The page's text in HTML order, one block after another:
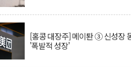
[홍콩 대장주] 메이퇀 ③ 신성장
'폭발적 성장'